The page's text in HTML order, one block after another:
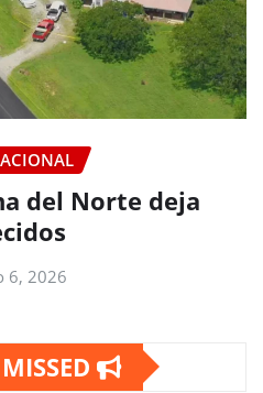
del Norte deja
6, 2026